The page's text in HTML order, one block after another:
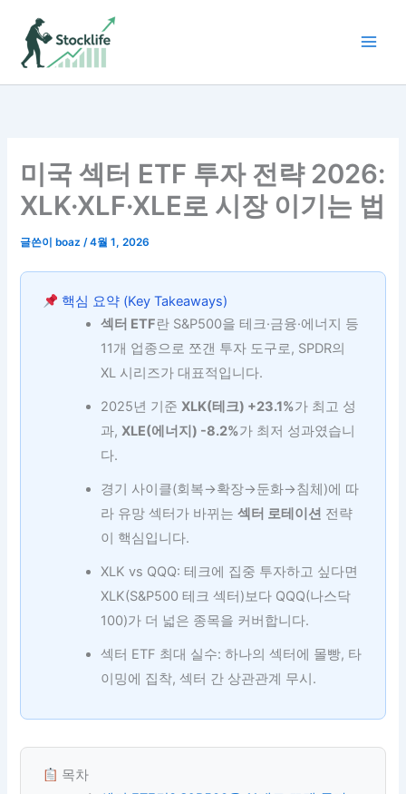
미국 섹터 ETF 투자 전략 2026:
XLK·XLF·XLE로 시장 이기는 법
글쓴이 boaz/4월 1, 2026
핵심 요약 (Key Takeaways)
섹터 ETF란 S&P500을 테크·금융·에너지 등
11개 업종으로 쪼갠 투자 도구로, SPDR의
XL 시리즈가 대표적입니다.
2025년 기준XLK(테크) +23.1%가 최고 성
과,XLE(에너지) -8.2%가 최저 성과였습니
다.
경기 사이클(회복→확장→둔화→침체)에 따
라 유망 섹터가 바뀌는섹터 로테이션 전략
이 핵심입니다.
XLK vs QQQ: 테크에 집중 투자하고 싶다면
XLK(S&P500 테크 섹터)보다 QQQ(나스닥
100)가 더 넓은 종목을 커버합니다.
섹터 ETF 최대 실수: 하나의 섹터에 몰빵, 타
이밍에 집착, 섹터 간 상관관계 무시.
목차